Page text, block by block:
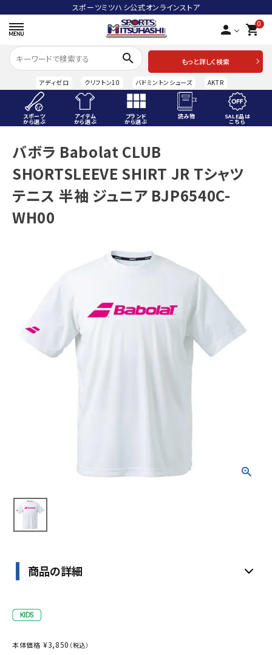
スポーツミツハシ公式オンラインストア
person 0
shopping_cart
search
もっと詳しく検索
アディゼロ クリフトン10 バドミントンシューズ AKTR
スポーツ
から選ぶ
アイテム
から選ぶ
ブランド
から選ぶ
読み物 SALE品は
こちら
ACCOUNT MENU
ようこそ ゲスト 様
meeting_room ログイン person 会員登録
スポーツから選ぶ
SALE品はこちら
INFORMATIOM
バボラ Babolat CLUB
SHORTSLEEVE SHIRT JR Tシャツ
テニス 半袖 ジュニア BJP6540C-
WH00
商品の詳細
本体価格 ¥3,850 （税込）